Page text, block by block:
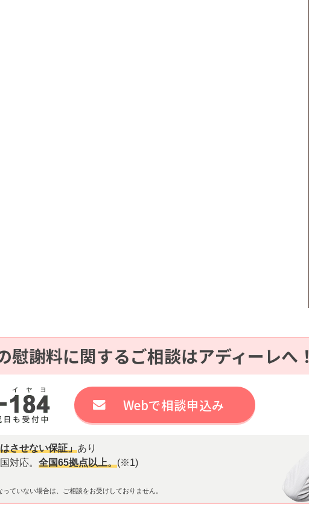
慰謝料に関するご相談はアディーレへ！
Webで相談申込み
させない保証」あり
対応。 全国65拠点以上。(※1)
いない場合は、ご相談をお受けしておりません。